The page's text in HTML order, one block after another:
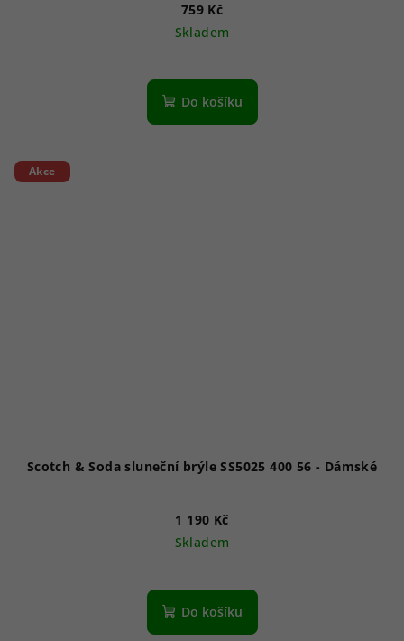
759 Kč
Skladem
Do košíku
Akce
Scotch & Soda sluneční brýle SS5025 400 56 - Dámské
1 190 Kč
Skladem
Do košíku